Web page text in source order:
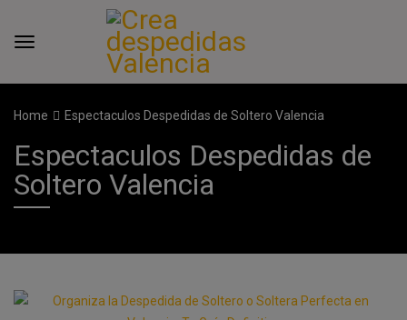
Home Espectaculos Despedidas de Soltero Valencia
Espectaculos Despedidas de
Soltero Valencia